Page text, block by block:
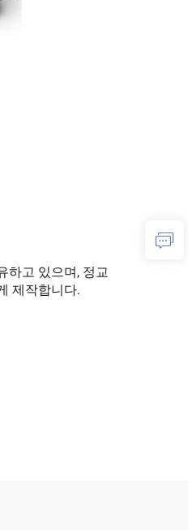
하고 있으며, 정교
제작합니다.